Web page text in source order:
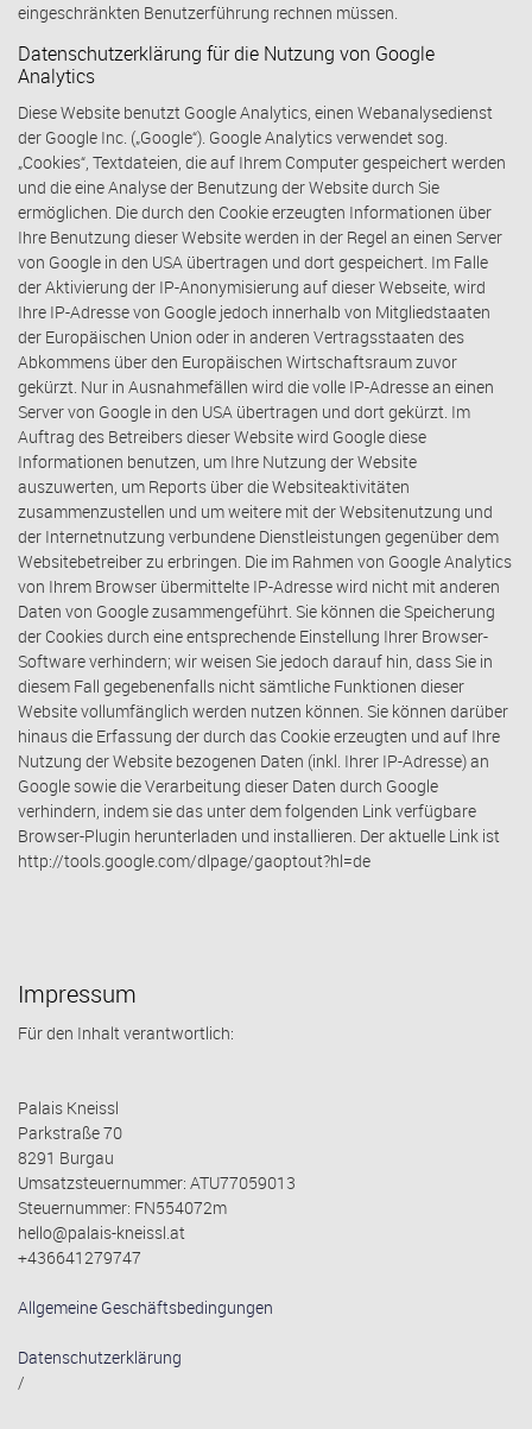
eingeschränkten Benutzerführung rechnen müssen.
Datenschutzerklärung für die Nutzung von Google
Analytics
Diese Website benutzt Google Analytics, einen Webanalysedienst
der Google Inc. („Google“). Google Analytics verwendet sog.
„Cookies“, Textdateien, die auf Ihrem Computer gespeichert werden
und die eine Analyse der Benutzung der Website durch Sie
ermöglichen. Die durch den Cookie erzeugten Informationen über
Ihre Benutzung dieser Website werden in der Regel an einen Server
von Google in den USA übertragen und dort gespeichert. Im Falle
der Aktivierung der IP-Anonymisierung auf dieser Webseite, wird
Ihre IP-Adresse von Google jedoch innerhalb von Mitgliedstaaten
der Europäischen Union oder in anderen Vertragsstaaten des
Abkommens über den Europäischen Wirtschaftsraum zuvor
gekürzt. Nur in Ausnahmefällen wird die volle IP-Adresse an einen
Server von Google in den USA übertragen und dort gekürzt. Im
Auftrag des Betreibers dieser Website wird Google diese
Informationen benutzen, um Ihre Nutzung der Website
auszuwerten, um Reports über die Websiteaktivitäten
zusammenzustellen und um weitere mit der Websitenutzung und
der Internetnutzung verbundene Dienstleistungen gegenüber dem
Websitebetreiber zu erbringen. Die im Rahmen von Google Analytics
von Ihrem Browser übermittelte IP-Adresse wird nicht mit anderen
Daten von Google zusammengeführt. Sie können die Speicherung
der Cookies durch eine entsprechende Einstellung Ihrer Browser-
Software verhindern; wir weisen Sie jedoch darauf hin, dass Sie in
diesem Fall gegebenenfalls nicht sämtliche Funktionen dieser
Website vollumfänglich werden nutzen können. Sie können darüber
hinaus die Erfassung der durch das Cookie erzeugten und auf Ihre
Nutzung der Website bezogenen Daten (inkl. Ihrer IP-Adresse) an
Google sowie die Verarbeitung dieser Daten durch Google
verhindern, indem sie das unter dem folgenden Link verfügbare
Browser-Plugin herunterladen und installieren. Der aktuelle Link ist
http://tools.google.com/dlpage/gaoptout?hl=de
Impressum
Für den Inhalt verantwortlich:
Palais Kneissl
Parkstraße 70
8291 Burgau
Umsatzsteuernummer: ATU77059013
Steuernummer: FN554072m
hello@palais-kneissl.at
+436641279747
Allgemeine Geschäftsbedingungen
Datenschutzerklärung
/